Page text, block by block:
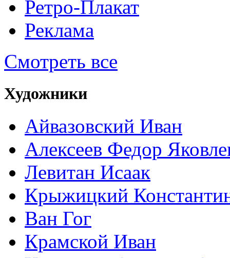
Ретро-Плакат
Реклама
Смотреть все
Художники
Айвазовский Иван
Алексеев Федор
Левитан Исаак
Крыжицкий
Ван Гог
Крамской Иван